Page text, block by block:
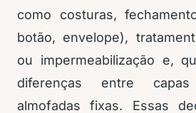
como costuras,
botão, envelope),
ou impermeabilização e,
diferenças entre
almofadas fixas. Essas